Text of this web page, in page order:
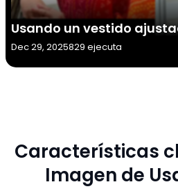
Usando un vestido
Dec 29, 2025829 ejecuta
Características
Imagen de